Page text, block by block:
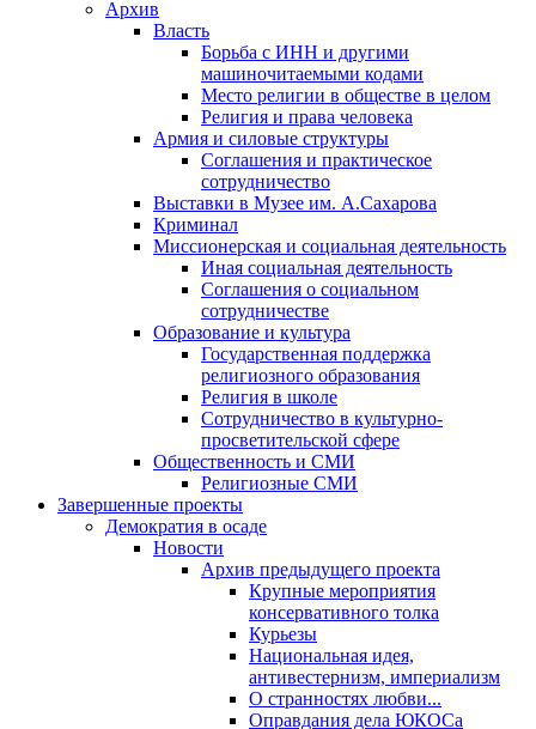
Архив
Власть
Борьба с ИНН и другими
машиночитаемыми кодами
Место религии в обществе в целом
Религия и права человека
Армия и силовые структуры
Соглашения и практическое
сотрудничество
Выставки в Музее им. А.Сахарова
Криминал
Миссионерская и социальная деятельность
Иная социальная деятельность
Соглашения о социальном
сотрудничестве
Образование и культура
Государственная поддержка
религиозного образования
Религия в школе
Сотрудничество в культурно-
просветительской сфере
Общественность и СМИ
Религиозные СМИ
Завершенные проекты
Демократия в осаде
Новости
Архив предыдущего проекта
Крупные мероприятия
консервативного толка
Курьезы
Национальная идея,
антивестернизм, империализм
О странностях любви...
Оправдания дела ЮКОСа